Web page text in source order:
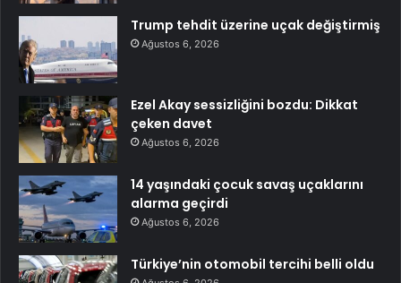
Trump tehdit üzerine uçak değiştirmiş
Ağustos 6, 2026
Ezel Akay sessizliğini bozdu: Dikkat
çeken davet
Ağustos 6, 2026
14 yaşındaki çocuk savaş uçaklarını
alarma geçirdi
Ağustos 6, 2026
Türkiye’nin otomobil tercihi belli oldu